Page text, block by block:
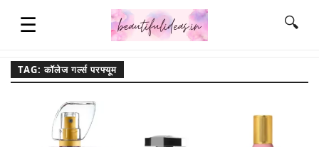
☰
QUOTES
🔍
TAG: कॉलेज गर्ल्स परफ्यूम